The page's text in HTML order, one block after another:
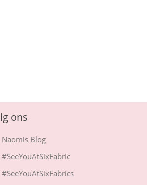
ons
Naomis Blog
#SeeYouAtSixFabric
#SeeYouAtSixFabrics